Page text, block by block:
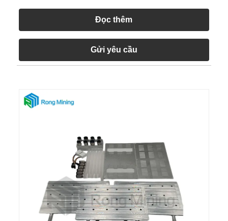
Đọc thêm
Gửi yêu cầu